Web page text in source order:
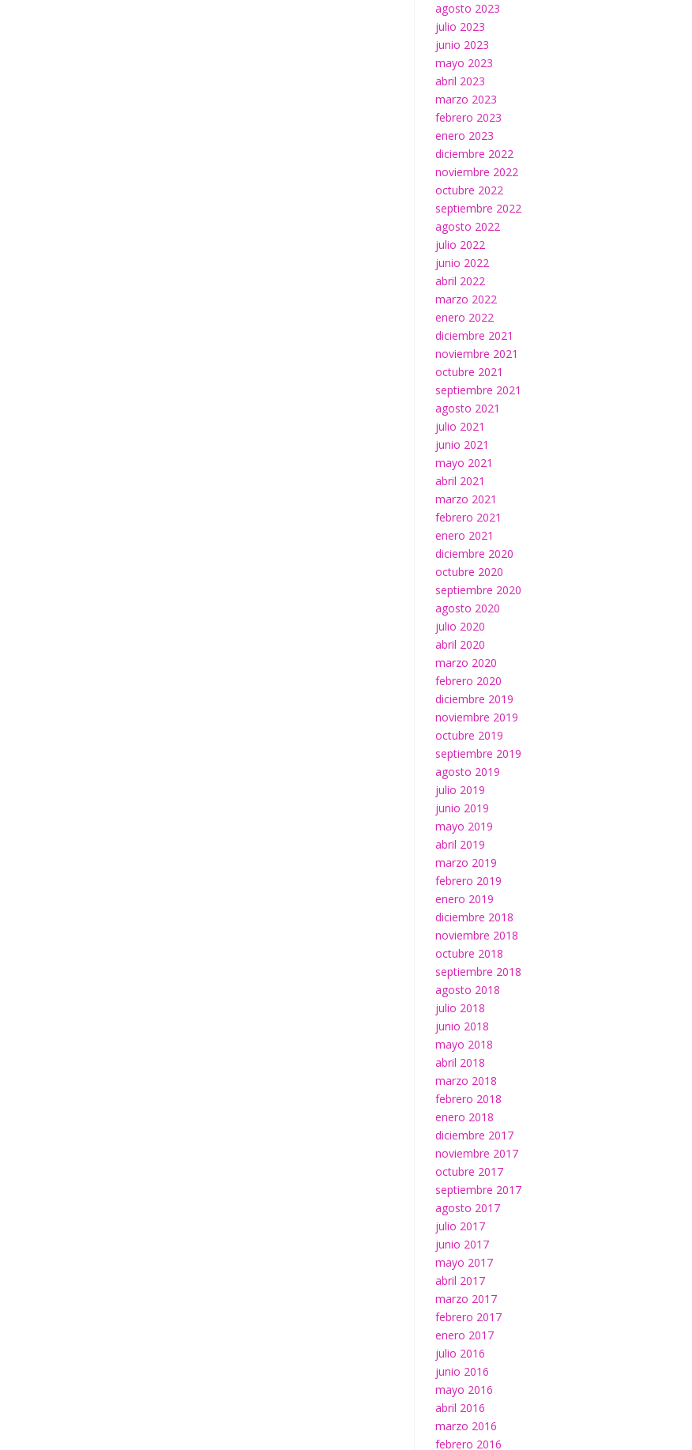
agosto 2023
julio 2023
junio 2023
mayo 2023
abril 2023
marzo 2023
febrero 2023
enero 2023
diciembre 2022
noviembre 2022
octubre 2022
septiembre 2022
agosto 2022
julio 2022
junio 2022
abril 2022
marzo 2022
enero 2022
diciembre 2021
noviembre 2021
octubre 2021
septiembre 2021
agosto 2021
julio 2021
junio 2021
mayo 2021
abril 2021
marzo 2021
febrero 2021
enero 2021
diciembre 2020
octubre 2020
septiembre 2020
agosto 2020
julio 2020
abril 2020
marzo 2020
febrero 2020
diciembre 2019
noviembre 2019
octubre 2019
septiembre 2019
agosto 2019
julio 2019
junio 2019
mayo 2019
abril 2019
marzo 2019
febrero 2019
enero 2019
diciembre 2018
noviembre 2018
octubre 2018
septiembre 2018
agosto 2018
julio 2018
junio 2018
mayo 2018
abril 2018
marzo 2018
febrero 2018
enero 2018
diciembre 2017
noviembre 2017
octubre 2017
septiembre 2017
agosto 2017
julio 2017
junio 2017
mayo 2017
abril 2017
marzo 2017
febrero 2017
enero 2017
julio 2016
junio 2016
mayo 2016
abril 2016
marzo 2016
febrero 2016